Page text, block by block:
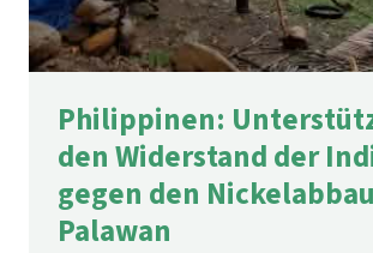
Philippinen:
den Widerstand der
gegen den
Palawan